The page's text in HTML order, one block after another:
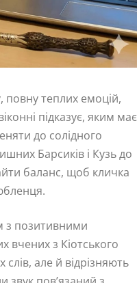
повну теплих емоцій,
підказує, яким має
до солідного
Барсиків і Кузь до
баланс, щоб кличка
з позитивними
з Кіотського
але й відрізняють